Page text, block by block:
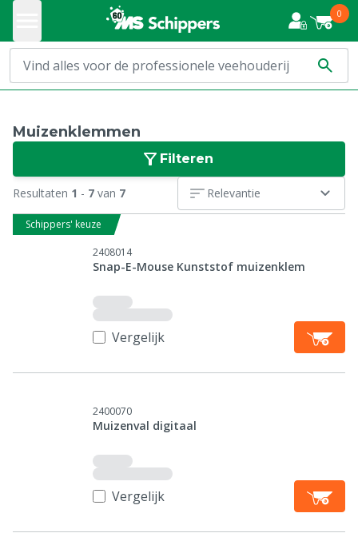
0
Muizenklemmen
Filteren
Resultaten 1 - 7 van 7 Relevantie
Schippers' keuze
2408014
Snap-E-Mouse Kunststof muizenklem
Vergelijk
2400070
Muizenval digitaal
Vergelijk